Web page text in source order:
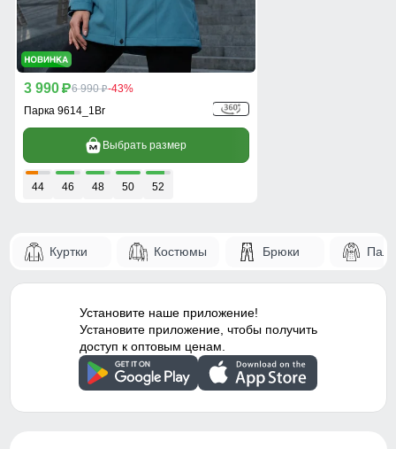
3 990 p6 990 p-43%
Парка 9614_1Br
Выбрать размер
44 46 48 50 52
Куртки Костюмы Брюки
Установите наше приложение!
Установите приложение, чтобы получить
доступ к оптовым ценам.